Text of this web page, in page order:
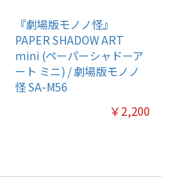
『劇場版モノノ怪』
PAPER SHADOW ART
mini (ペーパーシャドーア
ート ミニ) / 劇場版モノノ
怪 SA-M56
￥2,200